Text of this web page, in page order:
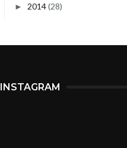
► 2014(28)
INSTAGRAM